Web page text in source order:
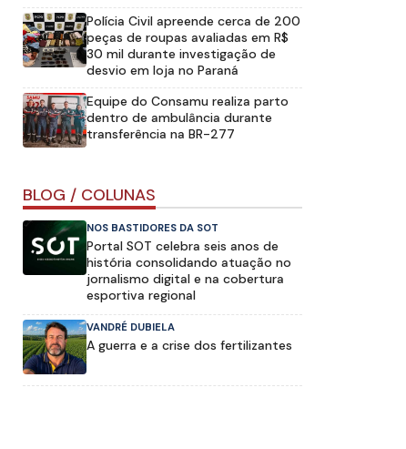
Polícia Civil apreende cerca de 200
peças de roupas avaliadas em R$
30 mil durante investigação de
desvio em loja no Paraná
Equipe do Consamu realiza parto
dentro de ambulância durante
transferência na BR-277
BLOG / COLUNAS
NOS BASTIDORES DA SOT
Portal SOT celebra seis anos de
história consolidando atuação no
jornalismo digital e na cobertura
esportiva regional
VANDRÉ DUBIELA
A guerra e a crise dos fertilizantes